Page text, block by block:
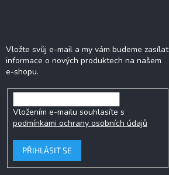
Vložte svůj e-mail a my vám budeme zasílat
informace o nových produktech na našem
e-shopu.
Vložením e-mailu souhlasíte s
podmínkami ochrany osobních údajů
PŘIHLÁSIT SE